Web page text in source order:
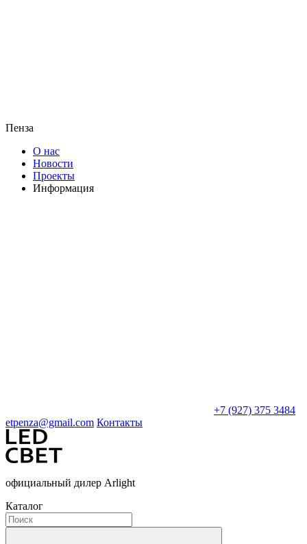
Пенза
О нас
Новости
Проекты
Информация
+7 (927) 375 3484
etpenza@gmail.com Контакты
официальный дилер Arlight
Каталог